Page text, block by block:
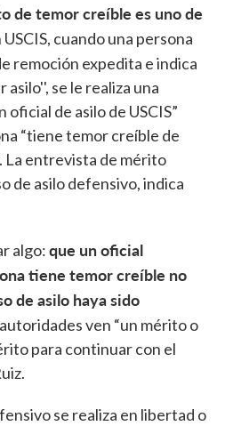
de temor creíble es uno de
USCIS, cuando una persona
remoción expedita e indica
se le realiza una
de asilo de USCIS”
“tiene temor creíble de
La entrevista de mérito
de asilo defensivo, indica
algo:que un oficial
tiene temor creíble no
de asilo haya sido
ven “un mérito o
para continuar con el
se realiza en libertad o